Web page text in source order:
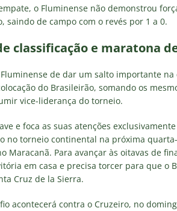
o Fluminense não demonstrou
de campo com o revés por 1 a 0.
classificação e maratona
de dar um salto importante na
do Brasileirão, somando os
vice-liderança do torneio.
e foca as suas atenções
no torneio continental na próxima
Maracanã. Para avançar às oitavas de
em casa e precisa torcer para que o
Cruz de la Sierra.
acontecerá contra o Cruzeiro, no